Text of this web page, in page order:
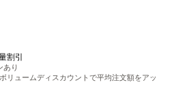
割引
あり
リュームディスカウントで平均注文額をアッ